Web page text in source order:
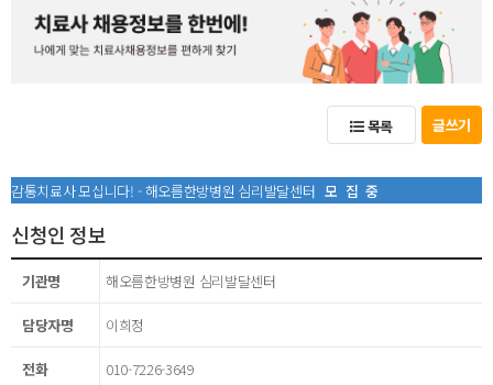
목록 글쓰기
감통치료사 모십니다! - 해오름한방병원 심리발달센터 모집중
신청인 정보
기관명 해오름한방병원 심리발달센터
담당자명 이희정
전화 010-7226-3649